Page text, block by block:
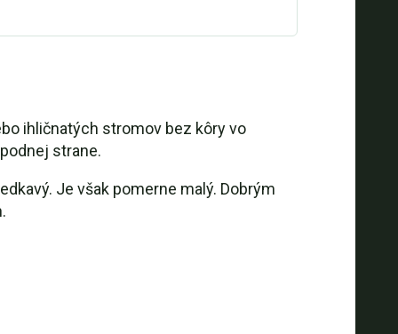
ihličnatých stromov bez kôry vo
strane.
Je však pomerne malý. Dobrým